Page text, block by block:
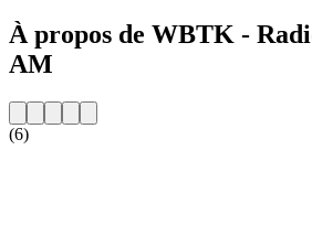
À propos de WBTK -
AM
(6)